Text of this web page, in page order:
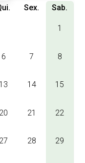
Sex. Sab.
1
6 7 8
13 14 15
20 21 22
27 28 29